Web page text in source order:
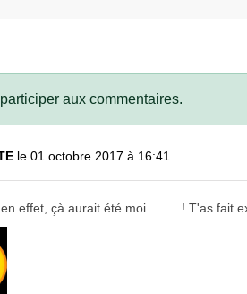
aux commentaires.
le 01 octobre 2017 à 16:41
effet, çà aurait été moi ........ ! T'as fait